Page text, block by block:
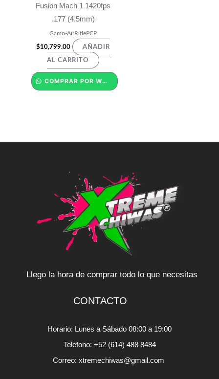
Fusion Mach 1 1420fps
.177 (4.5mm)
Gamo-AirRiflePCP
$10,799.00 AÑADIR
AL CARRITO
COMPRAR POR WHATSAPP
Llego la hora de comprar todo lo que necesitas
CONTACTO
Horario: Lunes a Sábado 08:00 a 19:00
Telefono: +52 (614) 488 8484
Correo: xtremechiwas@gmail.com